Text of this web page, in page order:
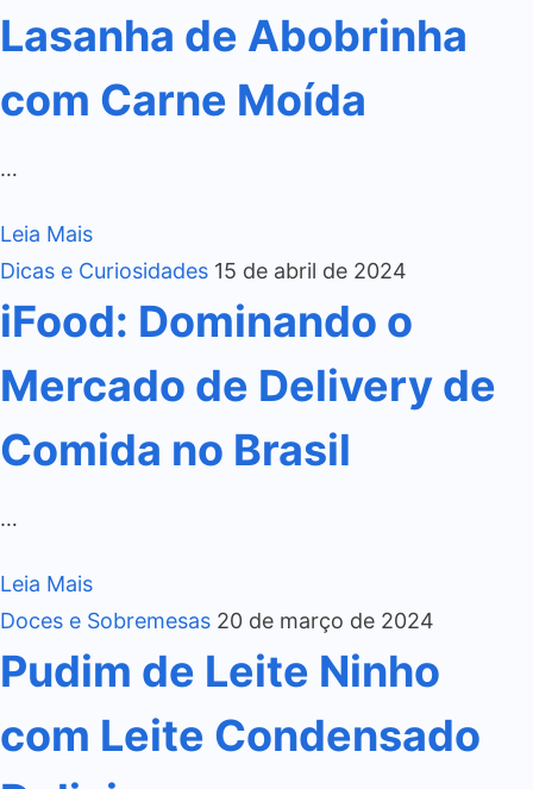
Lasanha de Abobrinha
com Carne Moída
…
Leia Mais
Dicas e Curiosidades 15 de abril de 2024
iFood: Dominando o
Mercado de Delivery de
Comida no Brasil
…
Leia Mais
Doces e Sobremesas 20 de março de 2024
Pudim de Leite Ninho
com Leite Condensado